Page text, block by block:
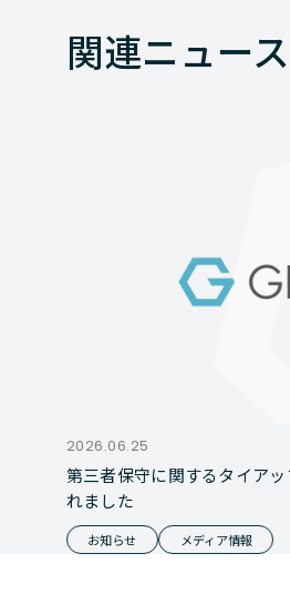
関連ニュース
2026.06.25
第三者保守に関するタイア
れました
お知らせ メディア情報